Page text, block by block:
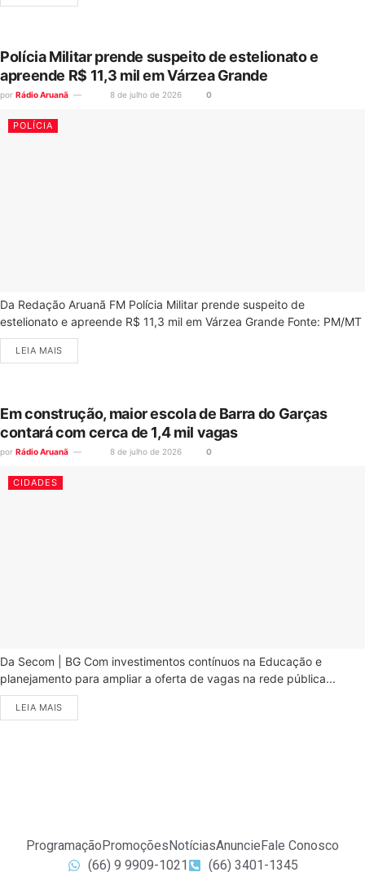
Polícia Militar prende suspeito de estelionato e
apreende R$ 11,3 mil em Várzea Grande
por Rádio Aruanã 8 de julho de 2026 0
POLÍCIA
Da Redação Aruanã FM Polícia Militar prende suspeito de
estelionato e apreende R$ 11,3 mil em Várzea Grande Fonte: PM/MT
LEIA MAIS
Em construção, maior escola de Barra do Garças
contará com cerca de 1,4 mil vagas
por Rádio Aruanã 8 de julho de 2026 0
CIDADES
Da Secom | BG Com investimentos contínuos na Educação e
planejamento para ampliar a oferta de vagas na rede pública...
LEIA MAIS
ProgramaçãoPromoçõesNotíciasAnuncieFale Conosco
(66) 9 9909-1021
(66) 3401-1345